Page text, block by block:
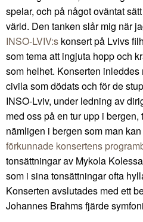
spelar, och på något oväntat
värld. Den tanken slår mig när
INSO-LVIV:s konsert på Lvivs
som tema att ingjuta hopp och
som helhet. Konserten inleddes
civila som dödats och för de
INSO-Lviv, under ledning av
med oss på en tur upp i
nämligen i bergen som man
förkunnade konsertens
tonsättningar av Mykola
som i sina tonsättningar ofta
Konserten avslutades med ett
Johannes Brahms fjärde